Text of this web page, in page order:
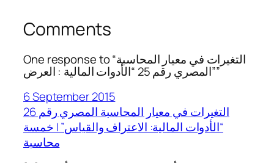
Comments
One response to “التغيرات في معيار المحاسبة
المصري رقم 25 “الأدوات المالية : العرض””
6 September 2015
التغيرات في معيار المحاسبة المصري رقم 26
“الأدوات المالية: الاعتراف والقياس” | خمسة
محاسبة